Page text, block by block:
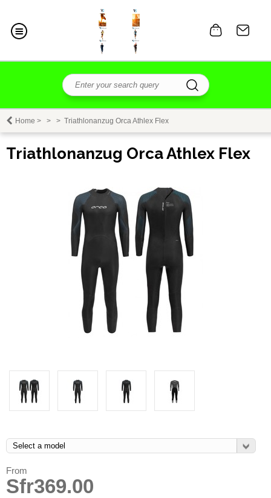
Home > > > Triathlonanzug Orca Athlex Flex
Triathlonanzug Orca Athlex Flex
From
Sfr369.00